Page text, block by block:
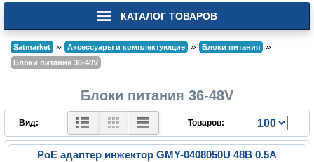
КАТАЛОГ ТОВАРОВ
Satmarket » Аксессуары и комплектующие » Блоки питания »
Блоки питания 36-48V
Блоки питания 36-48V
Вид: Товаров:
PoE адаптер инжектор GMY-0408050U 48В 0.5A